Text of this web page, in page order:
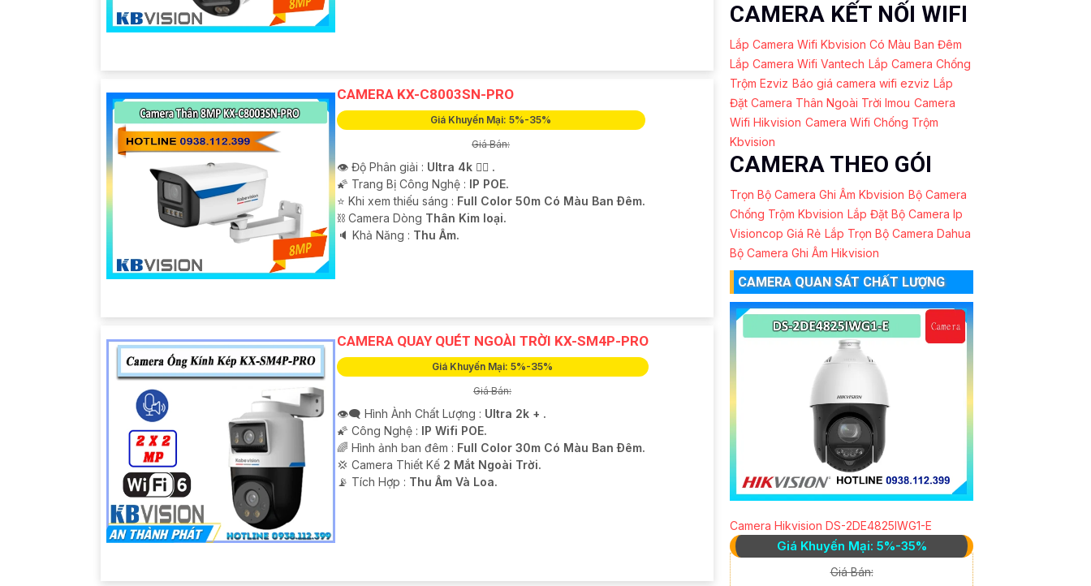
CAMERA KX-C8003SN-PRO
Giá Khuyến Mại: 5%-35%
Giá Bán:
👁 Độ Phân giải : Ultra 4k 👍🏾 .
🌠 Trang Bị Công Nghệ : IP POE.
⭐ Khi xem thiếu sáng : Full Color 50m Có Màu Ban Ðêm.
⛓ Camera Dòng Thân Kim loại.
️🔈 Khả Năng : Thu Âm.
CAMERA QUAY QUÉT NGOÀI TRỜI KX-SM4P-PRO
Giá Khuyến Mại: 5%-35%
Giá Bán:
👁️‍🗨 Hình Ành Chất Lượng : Ultra 2k + .
🌠 Công Nghệ : IP Wifi POE.
🌈 Hình ảnh ban đêm : Full Color 30m Có Màu Ban Ðêm.
💢 Camera Thiết Kế 2 Mắt Ngoài Trời.
️📡 Tích Hợp : Thu Âm Và Loa.
CAMERA KẾT NỐI WIFI
Lắp Camera Wifi Kbvision Có Màu Ban Đêm
Lắp Camera Wifi Vantech Lắp Camera Chống
Trộm Ezviz Báo giá camera wifi ezviz Lắp
Đặt Camera Thân Ngoài Trời Imou Camera
Wifi Hikvision Camera Wifi Chống Trộm
Kbvision
CAMERA THEO GÓI
Trọn Bộ Camera Ghi Âm Kbvision Bộ Camera
Chống Trộm Kbvision Lắp Đặt Bộ Camera Ip
Visioncop Giá Rẻ Lắp Trọn Bộ Camera Dahua
Bộ Camera Ghi Âm Hikvision
CAMERA QUAN SÁT CHẤT LƯỢNG
Camera Hikvision DS-2DE4825IWG1-E
Giá Khuyến Mại: 5%-35%
Giá Bán: